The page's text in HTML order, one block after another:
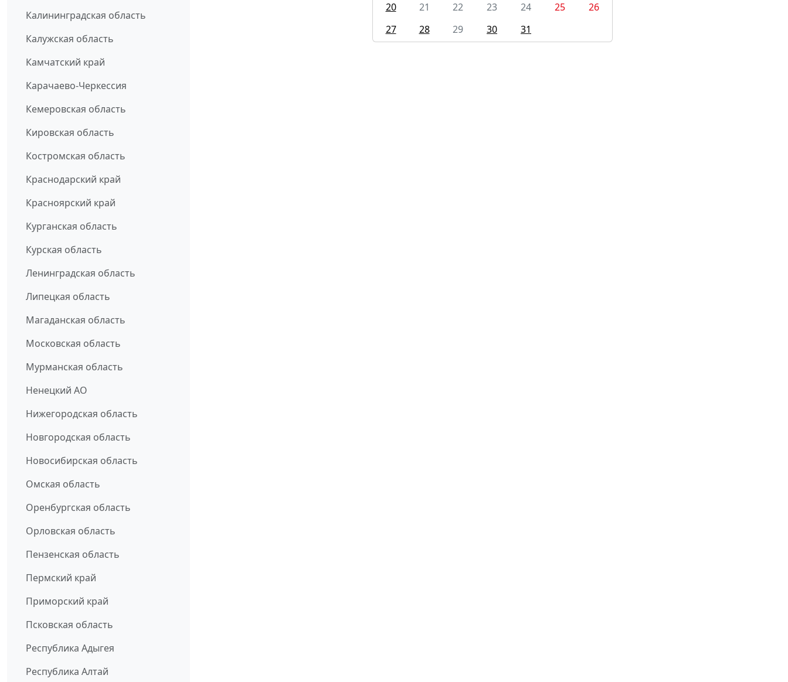
Калининградская область
Калужская область
Камчатский край
Карачаево-Черкессия
Кемеровская область
Кировская область
Костромская область
Краснодарский край
Красноярский край
Курганская область
Курская область
Ленинградская область
Липецкая область
Магаданская область
Московская область
Мурманская область
Ненецкий АО
Нижегородская область
Новгородская область
Новосибирская область
Омская область
Оренбургская область
Орловская область
Пензенская область
Пермский край
Приморский край
Псковская область
Республика Адыгея
Республика Алтай
20
21 22 23 24 25
26
27
28 29 30 31